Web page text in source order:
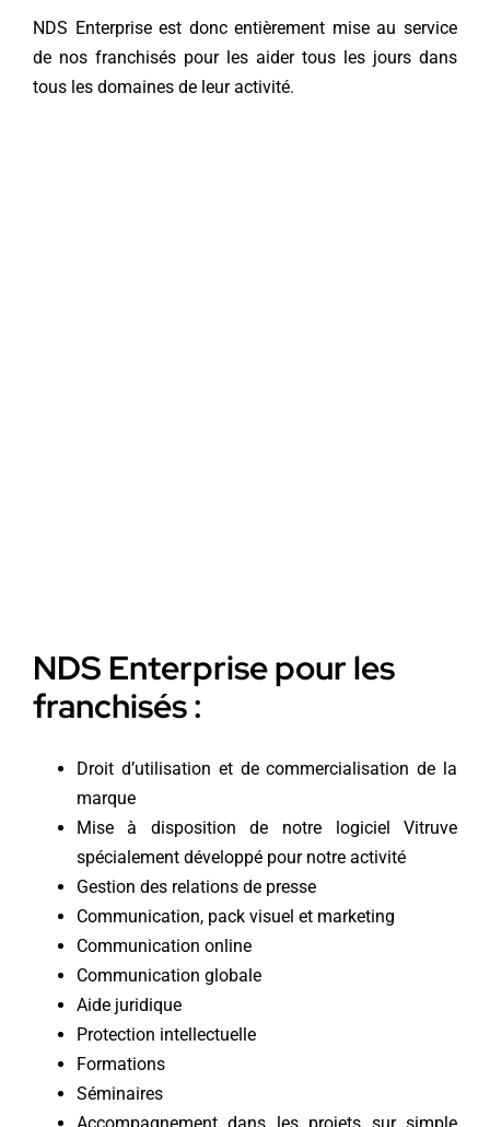
NDS Enterprise est donc entièrement mise au service
de nos franchisés pour les aider tous les jours dans
tous les domaines de leur activité.
NDS Enterprise pour les
franchisés :
Droit d’utilisation et de commercialisation de la
marque
Mise à disposition de notre logiciel Vitruve
spécialement développé pour notre activité
Gestion des relations de presse
Communication, pack visuel et marketing
Communication online
Communication globale
Aide juridique
Protection intellectuelle
Formations
Séminaires